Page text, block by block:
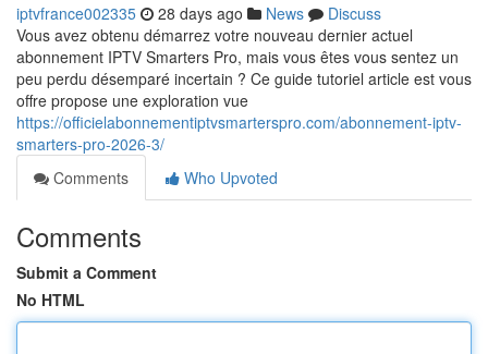
iptvfrance002335 28 days ago News
Discuss
Vous avez obtenu démarrez votre nouveau dernier actuel
abonnement IPTV Smarters Pro, mais vous êtes vous sentez un
peu perdu désemparé incertain ? Ce guide tutoriel article est vous
offre propose une exploration vue
https://officielabonnementiptvsmarterspro.com/abonnement-iptv-
smarters-pro-2026-3/
Comments
Who Upvoted
Comments
Submit a Comment
No HTML